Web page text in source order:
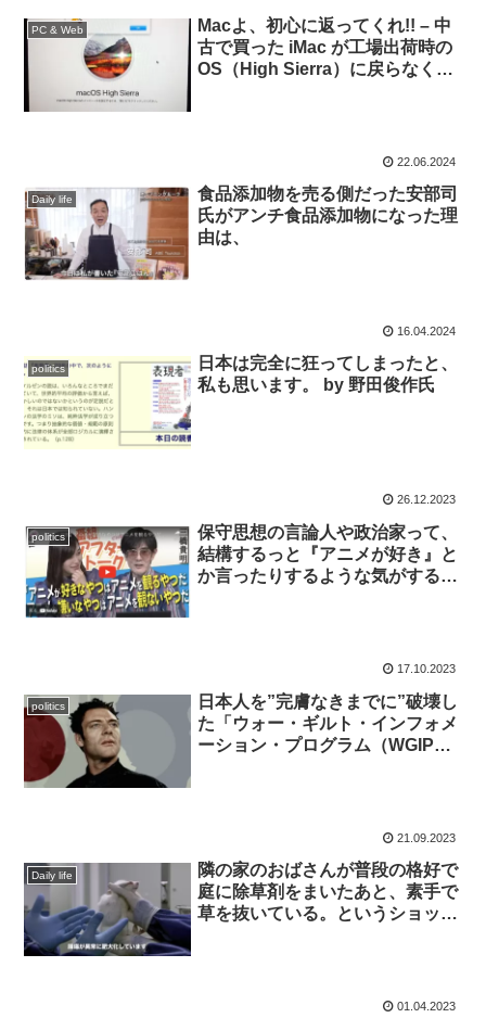
PC & Web
Macよ、初心に返ってくれ!! – 中
古で買った iMac が工場出荷時の
OS（High Sierra）に戻らなく
22.06.2024
Daily life
食品添加物を売る側だった安部司
氏がアンチ食品添加物になった理
由は、
16.04.2024
politics
日本は完全に狂ってしまったと、
私も思います。 by 野田俊作氏
26.12.2023
politics
保守思想の言論人や政治家って、
結構するっと『アニメが好き』と
か言ったりするような気がする
17.10.2023
politics
日本人を”完膚なきまでに”破壊し
た「ウォー・ギルト・インフォメ
ーション・プログラム（WGIP）
21.09.2023
Daily life
隣の家のおばさんが普段の格好で
庭に除草剤をまいたあと、素手で
草を抜いている。というショッキ
01.04.2023